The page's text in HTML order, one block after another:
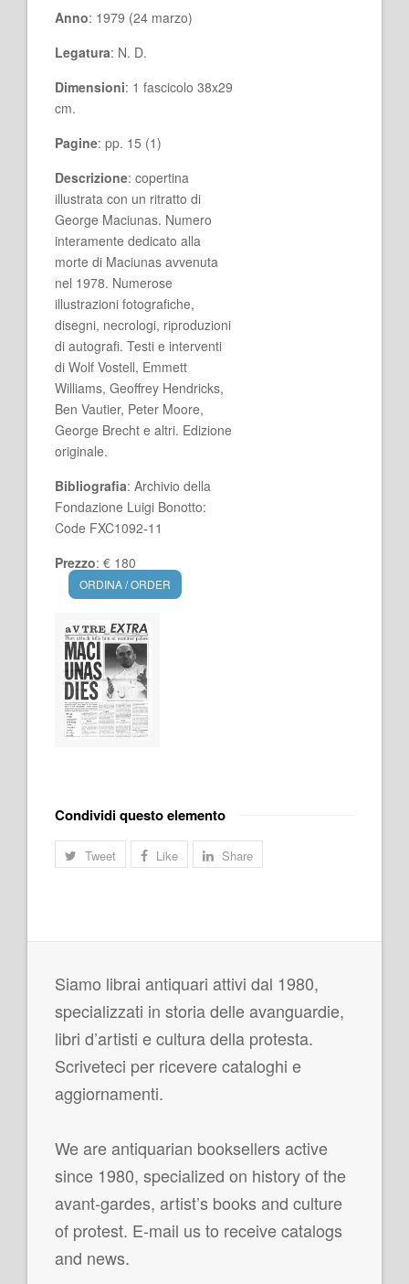
Anno: 1979 (24 marzo)
Legatura: N. D.
Dimensioni: 1 fascicolo 38x29
cm.
Pagine: pp. 15 (1)
Descrizione: copertina
illustrata con un ritratto di
George Maciunas. Numero
interamente dedicato alla
morte di Maciunas avvenuta
nel 1978. Numerose
illustrazioni fotografiche,
disegni, necrologi, riproduzioni
di autografi. Testi e interventi
di Wolf Vostell, Emmett
Williams, Geoffrey Hendricks,
Ben Vautier, Peter Moore,
George Brecht e altri. Edizione
originale.
Bibliografia: Archivio della
Fondazione Luigi Bonotto:
Code FXC1092-11
Prezzo: € 180
ORDINA / ORDER
Condividi questo elemento
Tweet Like Share
Siamo librai antiquari attivi dal 1980,
specializzati in storia delle avanguardie,
libri d’artisti e cultura della protesta.
Scriveteci per ricevere cataloghi e
aggiornamenti.
We are antiquarian booksellers active
since 1980, specialized on history of the
avant-gardes, artist’s books and culture
of protest. E-mail us to receive catalogs
and news.